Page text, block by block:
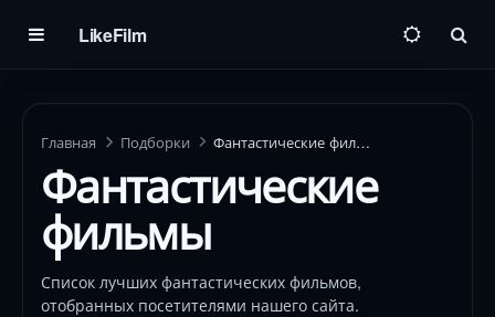
LikeFilm
Главная Подборки Фантастические фильмы
Фантастические
фильмы
Список лучших фантастических фильмов,
отобранных посетителями нашего сайта.